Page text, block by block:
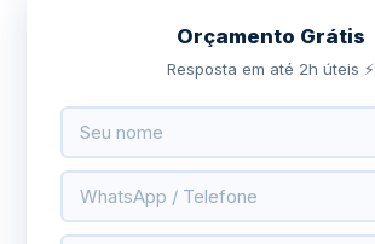
Orçamento Grátis
Resposta em até 2h úteis ⚡